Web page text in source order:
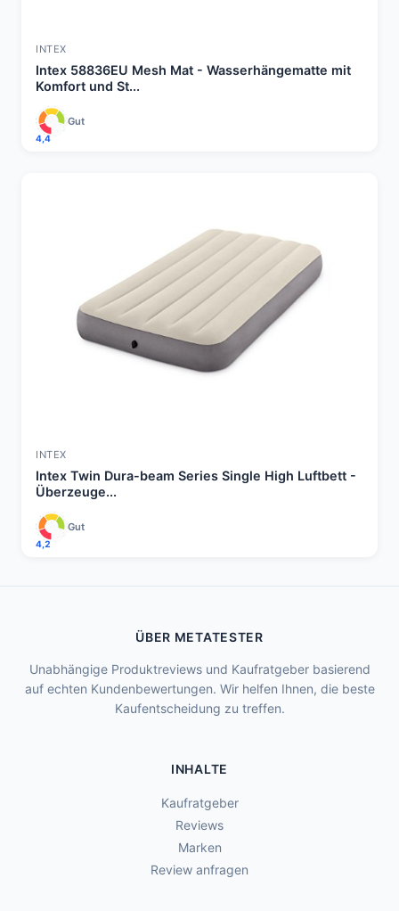
INTEX
Intex 58836EU Mesh Mat - Wasserhängematte mit
Komfort und St...
4,4
Gut
INTEX
Intex Twin Dura-beam Series Single High Luftbett -
Überzeuge...
4,2
Gut
ÜBER METATESTER
Unabhängige Produktreviews und Kaufratgeber basierend
auf echten Kundenbewertungen. Wir helfen Ihnen, die beste
Kaufentscheidung zu treffen.
INHALTE
Kaufratgeber
Reviews
Marken
Review anfragen